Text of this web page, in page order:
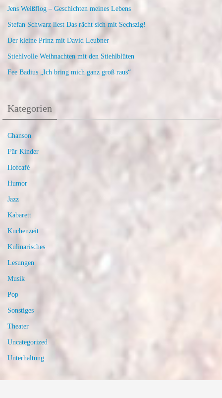
Jens Weißflog – Geschichten meines Lebens
Stefan Schwarz liest Das rächt sich mit Sechszig!
Der kleine Prinz mit David Leubner
Stiehlvolle Weihnachten mit den Stiehlblüten
Fee Badius „Ich bring mich ganz groß raus“
Kategorien
Chanson
Für Kinder
Hofcafé
Humor
Jazz
Kabarett
Kuchenzeit
Kulinarisches
Lesungen
Musik
Pop
Sonstiges
Theater
Uncategorized
Unterhaltung